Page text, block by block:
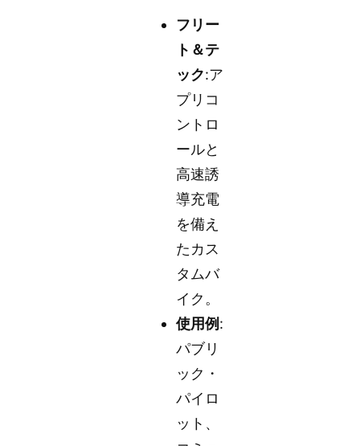
フリー
ト＆テ
ック:ア
プリコ
ントロ
ールと
高速誘
導充電
を備え
たカス
タムバ
イク。
使用例:
パブリ
ック・
パイロ
ット、